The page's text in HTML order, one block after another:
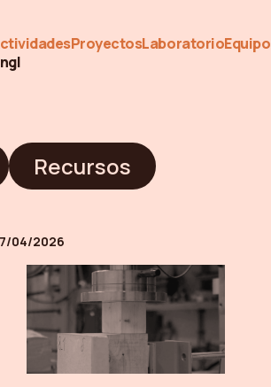
ProyectosLaboratorioEquipo
gl
Recursos
04/2026